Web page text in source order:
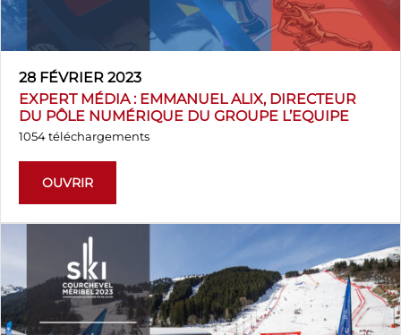
28 FÉVRIER 2023
EXPERT MÉDIA : EMMANUEL ALIX, DIRECTEUR
DU PÔLE NUMÉRIQUE DU GROUPE L’EQUIPE
1054 téléchargements
OUVRIR